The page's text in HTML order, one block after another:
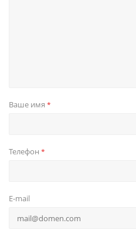
Ваше имя *
Телефон *
E-mail